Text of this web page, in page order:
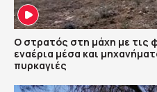
Ο στρατός στη μάχη με τις
εναέρια μέσα και
πυρκαγιές